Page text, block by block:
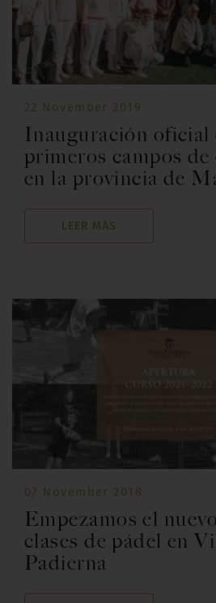
22 November 2019
Inauguración oficial
primeros campos
en la provincia de
LEER MÁS
07 November 2018
Empezamos el
clases de pádel en
Padierna